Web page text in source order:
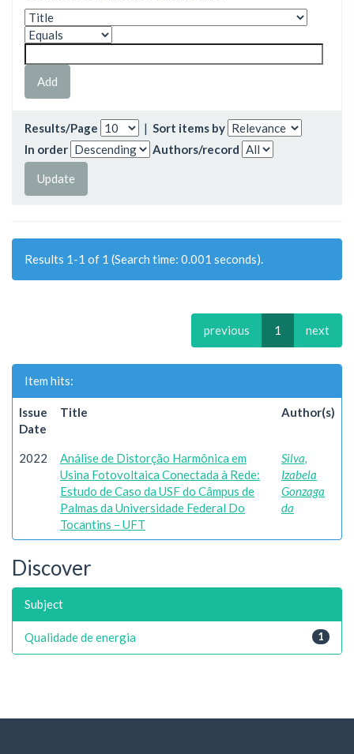
Results/Page | Sort items by
In order
Authors/record
Results 1-1 of 1 (Search time: 0.001 seconds).
previous 1 next
Item hits:
Issue
Date
Title Author(s)
2022
Análise de Distorção Harmônica em
Usina Fotovoltaica Conectada à Rede:
Estudo de Caso da USF do Câmpus de
Palmas da Universidade Federal Do
Tocantins – UFT
Silva,
Izabela
Gonzaga
da
Discover
Subject
1
Qualidade de energia